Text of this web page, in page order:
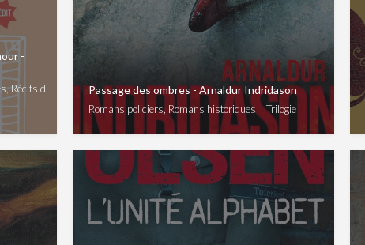
-
Récits de vie
Passage des ombres - Arnaldur Indridason
Romans policiers, Romans historiques Trilogie